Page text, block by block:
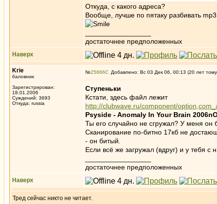
Откуда, с какого адреса?
Вообще, лучше по пятаку разбивать
достаточнее предположенных
Наверх
Krie
баловник
Зарегистрирован:
18.01.2006
Суждений: 3693
Откуда: russia
№25666 Добавлено: Вс 03 Дек 06, 00:13 (20 лет
Ступеньки
Кстати, здесь файл лежит
http://clubwave.ru/component/
Psyside - Anomaly In Your Brain
Ты его случайно не сгружал? У меня
Сканирование по-битно 17кб не
- он битый.
Если всё же загружал (вдруг) и у тебя с
достаточнее предположенных
Наверх
Тред сейчас никто не читает.